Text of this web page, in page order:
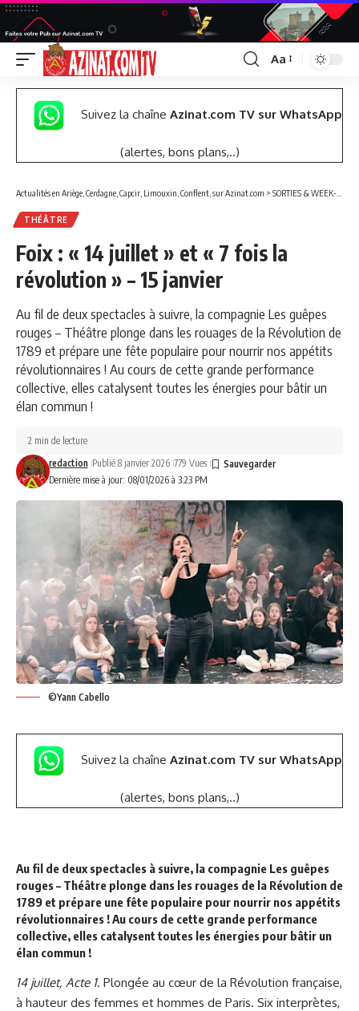
Font
Resizer
Aa
Suivez la chaîne Azinat.com TV sur WhatsApp
(alertes, bons plans,..)
Actualités en Ariège, Cerdagne, Capcir, Limouxin, Conflent, sur Azinat.com > SORTIES & WEEK-END
THÉÂTRE
Foix : « 14 juillet » et « 7 fois la
révolution » – 15 janvier
Au fil de deux spectacles à suivre, la compagnie Les guêpes
rouges – Théâtre plonge dans les rouages de la Révolution de
1789 et prépare une fête populaire pour nourrir nos appétits
révolutionnaires ! Au cours de cette grande performance
collective, elles catalysent toutes les énergies pour bâtir un
élan commun !
Dernière mise à jour: 08/01/2026 à 3:23 PM
redaction Publié 8 janvier 2026 779 Vues
2 min de lecture
©Yann Cabello
Suivez la chaîne Azinat.com TV sur WhatsApp
(alertes, bons plans,..)
Au fil de deux spectacles à suivre, la compagnie Les guêpes
rouges – Théâtre plonge dans les rouages de la Révolution de
1789 et prépare une fête populaire pour nourrir nos appétits
révolutionnaires ! Au cours de cette grande performance
collective, elles catalysent toutes les énergies pour bâtir un
élan commun !
14 juillet, Acte 1. Plongée au cœur de la Révolution française,
à hauteur des femmes et hommes de Paris. Six interprètes,